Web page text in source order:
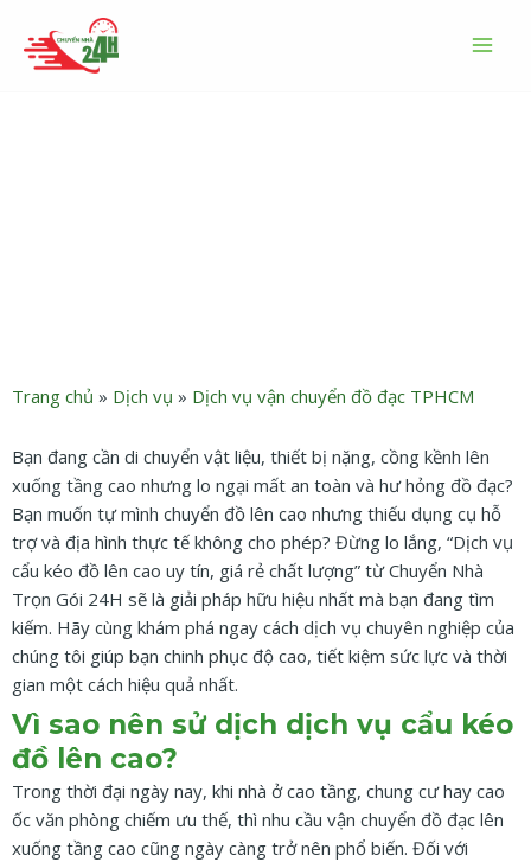
Trang chủ » Dịch vụ » Dịch vụ vận chuyển đồ đạc TPHCM
Bạn đang cần di chuyển vật liệu, thiết bị nặng, cồng kềnh lên
xuống tầng cao nhưng lo ngại mất an toàn và hư hỏng đồ đạc?
Bạn muốn tự mình chuyển đồ lên cao nhưng thiếu dụng cụ hỗ
trợ và địa hình thực tế không cho phép? Đừng lo lắng, “Dịch vụ
cẩu kéo đồ lên cao uy tín, giá rẻ chất lượng” từ Chuyển Nhà
Trọn Gói 24H sẽ là giải pháp hữu hiệu nhất mà bạn đang tìm
kiếm. Hãy cùng khám phá ngay cách dịch vụ chuyên nghiệp của
chúng tôi giúp bạn chinh phục độ cao, tiết kiệm sức lực và thời
gian một cách hiệu quả nhất.
Vì sao nên sử dịch dịch vụ cẩu kéo
đồ lên cao?
Trong thời đại ngày nay, khi nhà ở cao tầng, chung cư hay cao
ốc văn phòng chiếm ưu thế, thì nhu cầu vận chuyển đồ đạc lên
xuống tầng cao cũng ngày càng trở nên phổ biến. Đối với